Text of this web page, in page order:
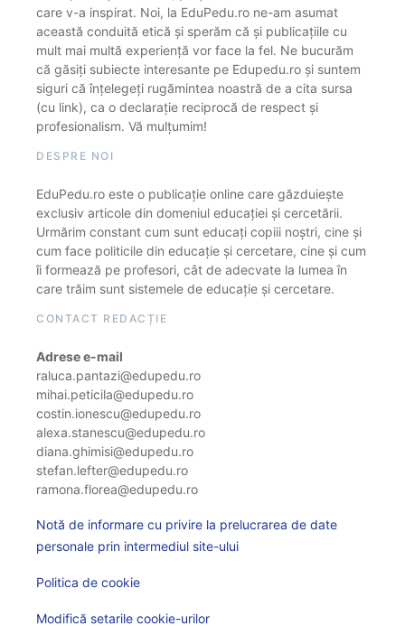
care v-a inspirat. Noi, la EduPedu.ro ne-am asumat
această conduită etică și sperăm că și publicațiile cu
mult mai multă experiență vor face la fel. Ne bucurăm
că găsiți subiecte interesante pe Edupedu.ro și suntem
siguri că înțelegeți rugămintea noastră de a cita sursa
(cu link), ca o declarație reciprocă de respect și
profesionalism. Vă mulțumim!
DESPRE NOI
EduPedu.ro este o publicație online care găzduiește
exclusiv articole din domeniul educației și cercetării.
Urmărim constant cum sunt educați copiii noștri, cine și
cum face politicile din educație și cercetare, cine și cum
îi formează pe profesori, cât de adecvate la lumea în
care trăim sunt sistemele de educație și cercetare.
CONTACT REDACȚIE
Adrese e-mail
raluca.pantazi@edupedu.ro
mihai.peticila@edupedu.ro
costin.ionescu@edupedu.ro
alexa.stanescu@edupedu.ro
diana.ghimisi@edupedu.ro
stefan.lefter@edupedu.ro
ramona.florea@edupedu.ro
Notă de informare cu privire la prelucrarea de date
personale prin intermediul site-ului
Politica de cookie
Modifică setarile cookie-urilor